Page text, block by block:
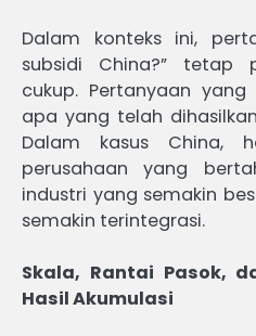
Dalam konteks ini,
subsidi China?” tetap
cukup. Pertanyaan
apa yang telah
Dalam kasus China,
perusahaan yang
industri yang semakin
semakin terintegrasi.
Skala, Rantai Pasok,
Hasil Akumulasi